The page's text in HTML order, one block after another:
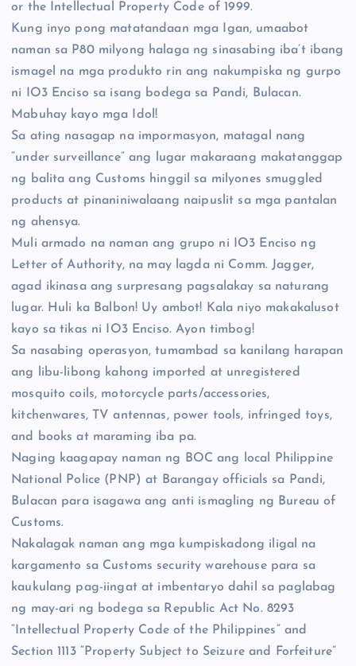
or the Intellectual Property Code of 1999.
Kung inyo pong matatandaan mga Igan, umaabot
naman sa P80 milyong halaga ng sinasabing iba’t ibang
ismagel na mga produkto rin ang nakumpiska ng gurpo
ni IO3 Enciso sa isang bodega sa Pandi, Bulacan.
Mabuhay kayo mga Idol!
Sa ating nasagap na impormasyon, matagal nang
“under surveillance” ang lugar makaraang makatanggap
ng balita ang Customs hinggil sa milyones smuggled
products at pinaniniwalaang naipuslit sa mga pantalan
ng ahensya.
Muli armado na naman ang grupo ni IO3 Enciso ng
Letter of Authority, na may lagda ni Comm. Jagger,
agad ikinasa ang surpresang pagsalakay sa naturang
lugar. Huli ka Balbon! Uy ambot! Kala niyo makakalusot
kayo sa tikas ni IO3 Enciso. Ayon timbog!
Sa nasabing operasyon, tumambad sa kanilang harapan
ang libu-libong kahong imported at unregistered
mosquito coils, motorcycle parts/accessories,
kitchenwares, TV antennas, power tools, infringed toys,
and books at maraming iba pa.
Naging kaagapay naman ng BOC ang local Philippine
National Police (PNP) at Barangay officials sa Pandi,
Bulacan para isagawa ang anti ismagling ng Bureau of
Customs.
Nakalagak naman ang mga kumpiskadong iligal na
kargamento sa Customs security warehouse para sa
kaukulang pag-iingat at imbentaryo dahil sa paglabag
ng may-ari ng bodega sa Republic Act No. 8293
“Intellectual Property Code of the Philippines” and
Section 1113 “Property Subject to Seizure and Forfeiture”